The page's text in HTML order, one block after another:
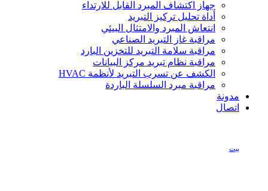
جهاز اكتشاف المبرد القابل للارتداء
أداة تحليل تركيز التبريد
انتعاش المبرد والامتثال البيئي
مراقبة غاز التبريد الصناعي
مراقبة سلامة التبريد للتخزين البارد
مراقبة نظام تبريد مركز البيانات
الكشف عن تسرب التبريد لأنظمة HVAC
مراقبة مبرد السلسلة الباردة
مدونة
اتصال
بيت